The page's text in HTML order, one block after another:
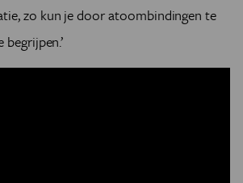
zo kun je door atoombindingen te